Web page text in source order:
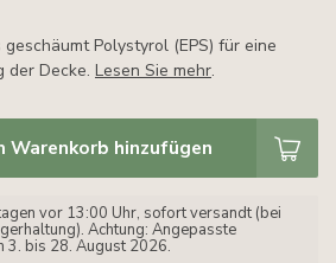
Polystyrol (EPS) für eine
der Decke. Lesen Sie mehr.
Warenkorb hinzufügen
vor 13:00 Uhr, sofort versandt (bei
Achtung: Angepasste
3. bis 28. August 2026.